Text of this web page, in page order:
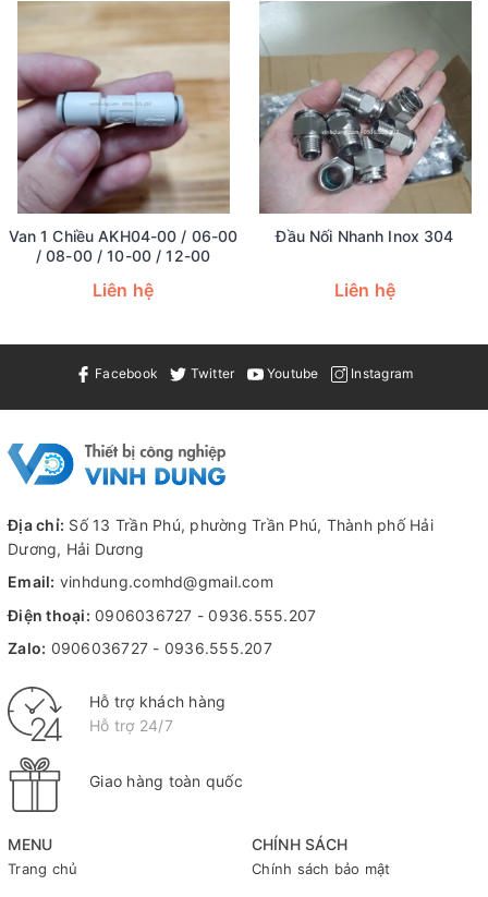
Van 1 Chiều AKH04-00 / 06-00
/ 08-00 / 10-00 / 12-00
Liên hệ
Đầu Nối Nhanh Inox 304
Liên hệ
Facebook Twitter Youtube Instagram
MENU
Trang chủ
CHÍNH SÁCH
Chính sách bảo mật
Địa chỉ: Số 13 Trần Phú, phường Trần Phú, Thành phố Hải
Dương, Hải Dương
Email: vinhdung.comhd@gmail.com
Điện thoại: 0906036727 -0936.555.207
Zalo: 0906036727 - 0936.555.207
Hỗ trợ khách hàng
Hỗ trợ 24/7
Giao hàng toàn quốc